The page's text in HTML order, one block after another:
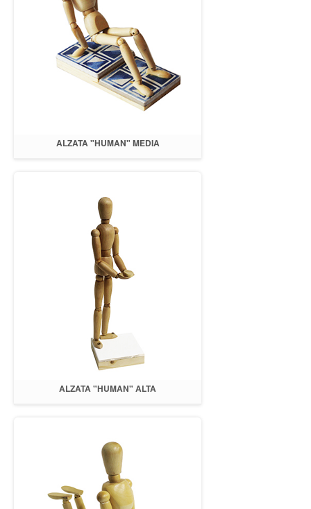
ALZATA "HUMAN" MEDIA
ALZATA "HUMAN" ALTA